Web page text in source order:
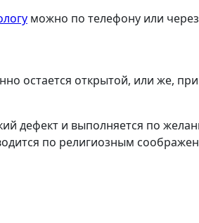
можно по телефону или
остается открытой, или же,
дефект и выполняется по
по религиозным